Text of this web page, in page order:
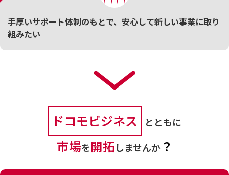
手厚いサポート体制のもとで、安心して新しい事業に取り
組みたい
ドコモビジネス とともに
市場を開拓しませんか ？